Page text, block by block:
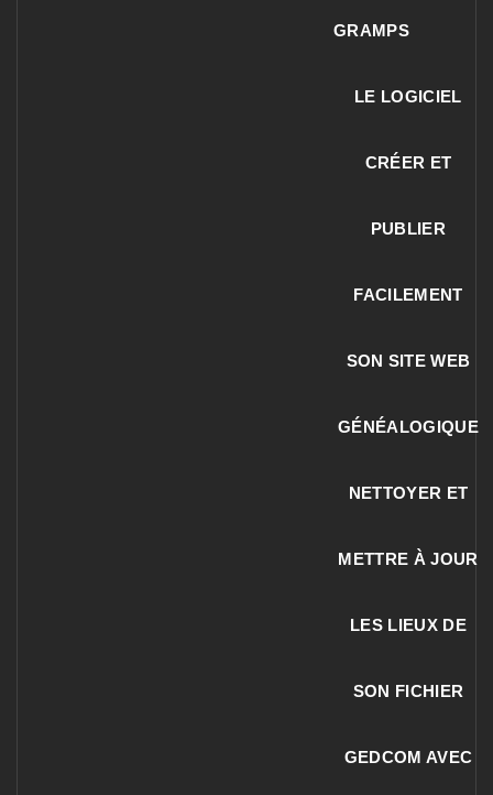
GRAMPS
LE LOGICIEL
CRÉER ET
PUBLIER
FACILEMENT
SON SITE WEB
GÉNÉALOGIQUE
NETTOYER ET
METTRE À JOUR
LES LIEUX DE
SON FICHIER
GEDCOM AVEC